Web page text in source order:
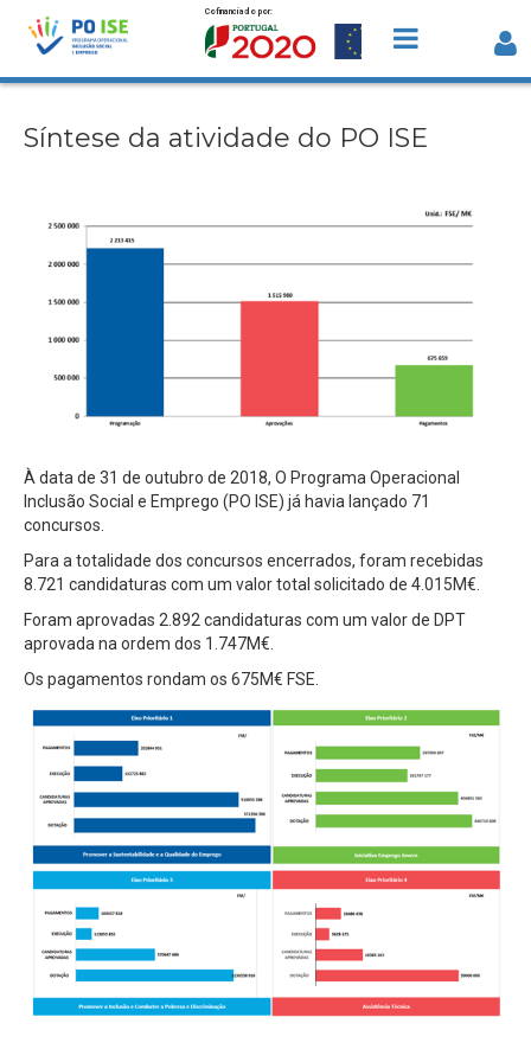
Saltar para o conteúdo
Cofinanciado por:
Síntese da atividade do PO ISE
À data de 31 de outubro de 2018, O Programa Operacional
Inclusão Social e Emprego (PO ISE) já havia lançado 71
concursos.
Para a totalidade dos concursos encerrados, foram recebidas
8.721 candidaturas com um valor total solicitado de 4.015M€.
Foram aprovadas 2.892 candidaturas com um valor de DPT
aprovada na ordem dos 1.747M€.
Os pagamentos rondam os 675M€ FSE.